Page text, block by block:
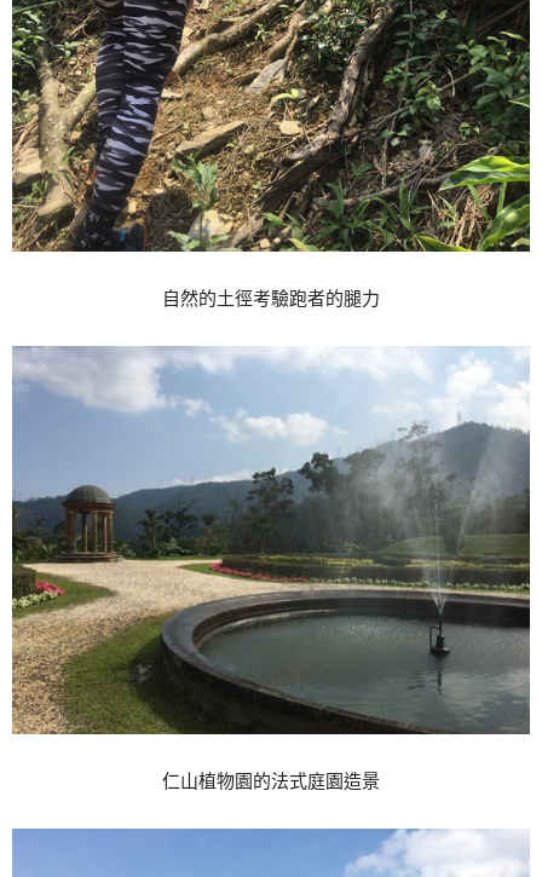
自然的土徑考驗跑者的腿力
仁山植物園的法式庭園造景